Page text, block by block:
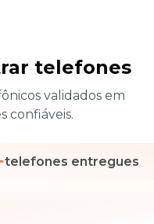
telefones
validados em
confiáveis.
telefones entregues